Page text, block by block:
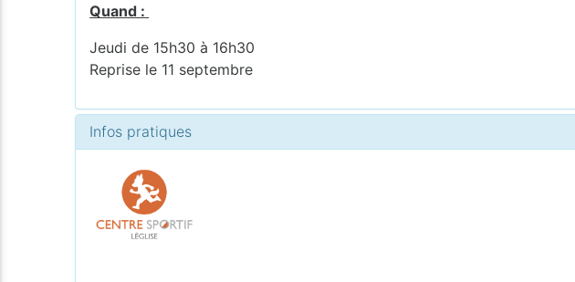
Quand :
Jeudi de 15h30 à 16h30
Reprise le 11 septembre
Infos pratiques